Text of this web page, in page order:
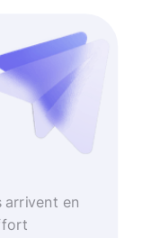
arrivent en